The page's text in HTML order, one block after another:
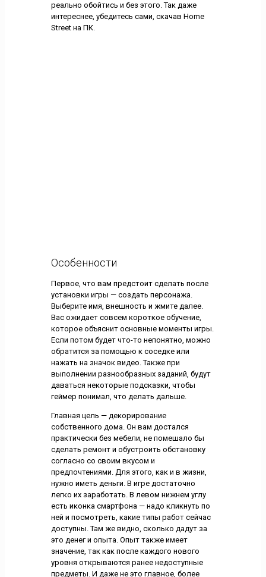
реально обойтись и без этого. Так даже
интереснее, убедитесь сами, скачав Home
Street на ПК.
Особенности
Первое, что вам предстоит сделать после
установки игры — создать персонажа.
Выберите имя, внешность и жмите далее.
Вас ожидает совсем короткое обучение,
которое объяснит основные моменты игры.
Если потом будет что-то непонятно, можно
обратится за помощью к соседке или
нажать на значок видео. Также при
выполнении разнообразных заданий, будут
даваться некоторые подсказки, чтобы
геймер понимал, что делать дальше.
Главная цель — декорирование
собственного дома. Он вам достался
практически без мебели, не помешало бы
сделать ремонт и обустроить обстановку
согласно со своим вкусом и
предпочтениями. Для этого, как и в жизни,
нужно иметь деньги. В игре достаточно
легко их заработать. В левом нижнем углу
есть иконка смартфона — надо кликнуть по
ней и посмотреть, какие типы работ сейчас
доступны. Там же видно, сколько дадут за
это денег и опыта. Опыт также имеет
значение, так как после каждого нового
уровня открываются ранее недоступные
предметы. И даже не это главное, более